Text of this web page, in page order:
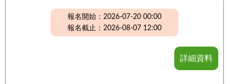
報名開始：2026-07-20 00:00
報名截止：2026-08-07 12:00
詳細資料